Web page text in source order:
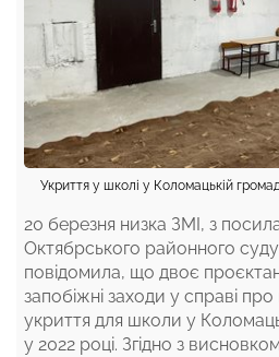
Укриття у школі у Коломацькій
20 березня низка ЗМІ, з
Октябрського районного
повідомила, що двоє
запобіжні заходи у справі
укриття для школи у
у 2022 році. Згідно з